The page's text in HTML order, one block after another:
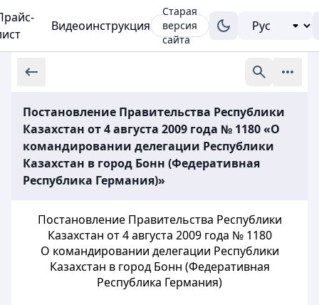
Видеоинструкция
Старая
версия
сайта
Постановление Правительства Республики
Казахстан от 4 августа 2009 года № 1180 «О
командировании делегации Республики
Казахстан в город Бонн (Федеративная
Республика Германия)»
Постановление Правительства Республики
Казахстан от 4 августа 2009 года № 1180
О командировании делегации Республики
Казахстан в город Бонн (Федеративная
Республика Германия)